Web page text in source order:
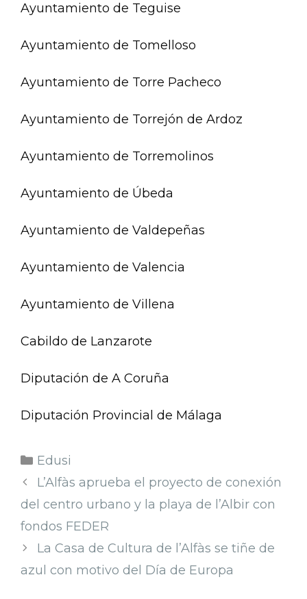
Ayuntamiento de Teguise
Ayuntamiento de Tomelloso
Ayuntamiento de Torre Pacheco
Ayuntamiento de Torrejón de Ardoz
Ayuntamiento de Torremolinos
Ayuntamiento de Úbeda
Ayuntamiento de Valdepeñas
Ayuntamiento de Valencia
Ayuntamiento de Villena
Cabildo de Lanzarote
Diputación de A Coruña
Diputación Provincial de Málaga
Edusi
L’Alfàs aprueba el proyecto de conexión
del centro urbano y la playa de l’Albir con
fondos FEDER
La Casa de Cultura de l’Alfàs se tiñe de
azul con motivo del Día de Europa